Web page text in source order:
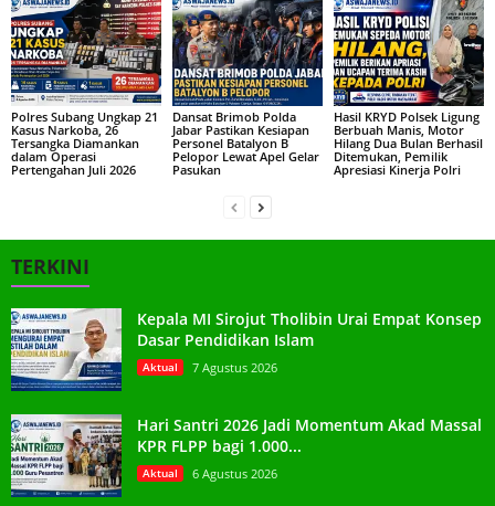
Polres Subang Ungkap 21
Kasus Narkoba, 26
Tersangka Diamankan
dalam Operasi
Pertengahan Juli 2026
Dansat Brimob Polda
Jabar Pastikan Kesiapan
Personel Batalyon B
Pelopor Lewat Apel Gelar
Pasukan
Hasil KRYD Polsek Ligung
Berbuah Manis, Motor
Hilang Dua Bulan Berhasil
Ditemukan, Pemilik
Apresiasi Kinerja Polri
TERKINI
Kepala MI Sirojut Tholibin Urai Empat Konsep
Dasar Pendidikan Islam
Aktual 7 Agustus 2026
Hari Santri 2026 Jadi Momentum Akad Massal
KPR FLPP bagi 1.000...
Aktual 6 Agustus 2026